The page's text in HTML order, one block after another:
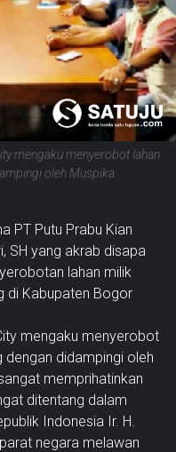
mengaku menyerobot lahan
oleh Muspika
PT Putu Prabu Kian
SH yang akrab disapa
lahan milik
di Kabupaten Bogor
mengaku menyerobot
dengan didampingi oleh
memprihatinkan
ditentang dalam
Indonesia Ir. H.
negara melawan